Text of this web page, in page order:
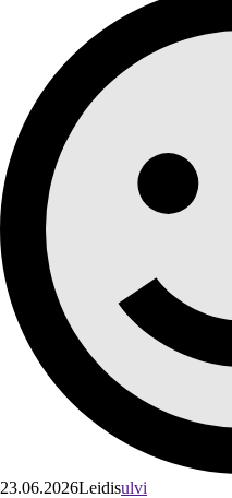
23.06.2026Leidisulvi